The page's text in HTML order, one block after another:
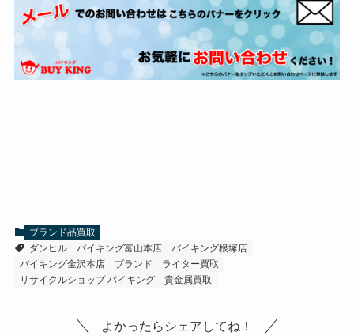
ブランド品買取
ダンヒル
バイキング富山本店
バイキング根塚店
バイキング金沢本店
ブランド
ライター買取
リサイクルショップ バイキング
貴金属買取
よかったらシェアしてね！